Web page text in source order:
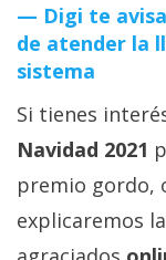
Sistemas
operativos
Profesional
+
Más
Digi te
de atender la
sistema
Si tienes
Navidad 2021
premio gordo,
explicaremos